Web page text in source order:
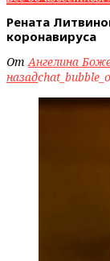
Рената
коронавируса
ОтАнгелина
назад